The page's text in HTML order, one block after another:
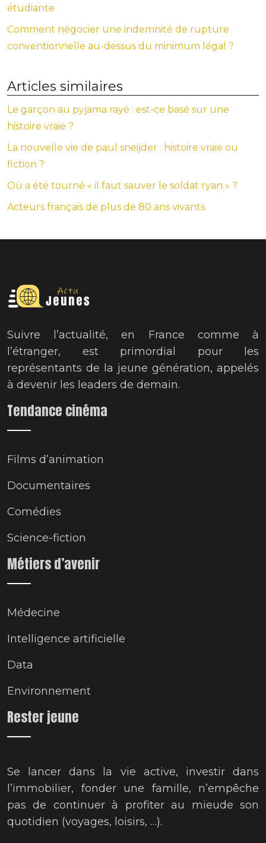
étudiante
Comment négocier une indemnité de rupture
conventionnelle au-dessus du minimum légal ?
Articles similaires
Le garçon au pyjama rayé : est-ce basé sur une
histoire vraie ?
La nouvelle vie de paul sneijder : histoire vraie ou
fiction ?
Où a été tourné « il faut sauver le soldat ryan » ?
Acteurs français de plus de 80 ans vivants
Suivre l’actualité, en France comme à
l’étranger, est primordial pour les
représentants de la jeune génération, appelés
à devenir les leaders de demain.
Tendance cinéma
Films d’animation
Documentaires
Comédies
Science-fiction
Métiers d’avenir
Médecine
Intelligence artificielle
Data
Environnement
Rester jeune
Se lancer dans la vie active, investir dans
l’immobilier, fonder une famille, n’empêche
pas de continuer à profiter au mieude son
quotidien (voyages, loisirs, …).